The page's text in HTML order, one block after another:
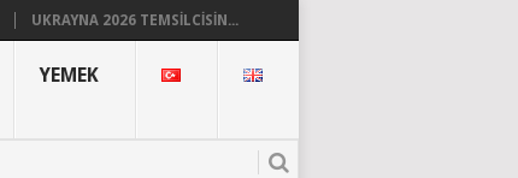
UKRAYNA 2026 TEMSILCISIN...
YEMEK